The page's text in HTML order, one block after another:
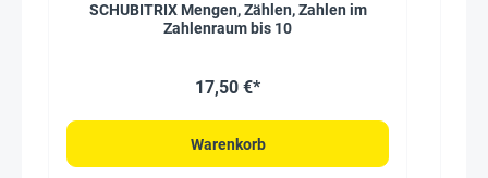
SCHUBITRIX Mengen, Zählen, Zahlen im
Zahlenraum bis 10
17,50 €*
Warenkorb